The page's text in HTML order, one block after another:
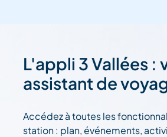
L'appli 3 Vallées :
assistant de
Accédez à toutes les
station : plan, événements,